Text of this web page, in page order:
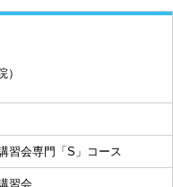
習会専門「S」コース
習会